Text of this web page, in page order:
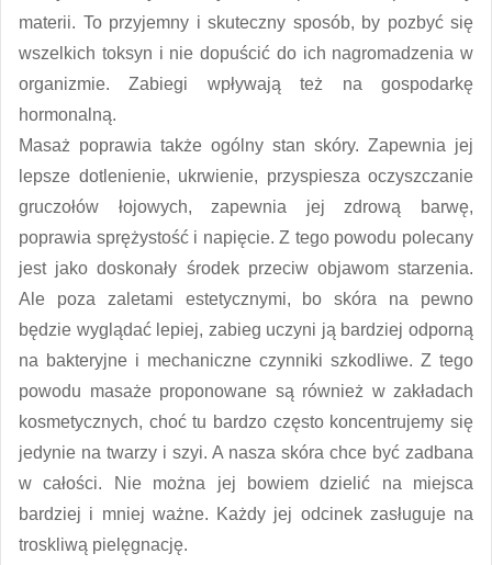
materii. To przyjemny i skuteczny sposób, by pozbyć się
wszelkich toksyn i nie dopuścić do ich nagromadzenia w
organizmie. Zabiegi wpływają też na gospodarkę
hormonalną.
Masaż poprawia także ogólny stan skóry. Zapewnia jej
lepsze dotlenienie, ukrwienie, przyspiesza oczyszczanie
gruczołów łojowych, zapewnia jej zdrową barwę,
poprawia sprężystość i napięcie. Z tego powodu polecany
jest jako doskonały środek przeciw objawom starzenia.
Ale poza zaletami estetycznymi, bo skóra na pewno
będzie wyglądać lepiej, zabieg uczyni ją bardziej odporną
na bakteryjne i mechaniczne czynniki szkodliwe. Z tego
powodu masaże proponowane są również w zakładach
kosmetycznych, choć tu bardzo często koncentrujemy się
jedynie na twarzy i szyi. A nasza skóra chce być zadbana
w całości. Nie można jej bowiem dzielić na miejsca
bardziej i mniej ważne. Każdy jej odcinek zasługuje na
troskliwą pielęgnację.